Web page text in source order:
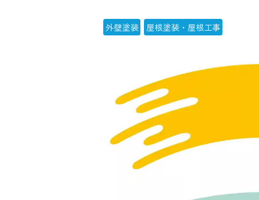
外壁塗装 屋根塗装・屋根工事